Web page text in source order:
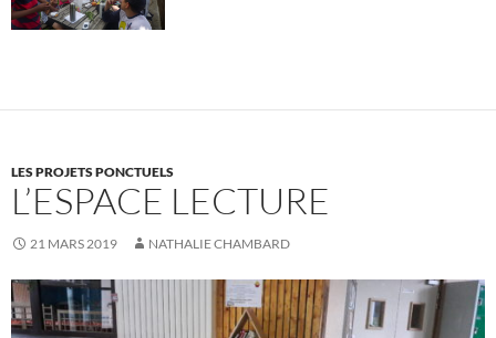
LES PROJETS PONCTUELS
L’ESPACE LECTURE
21 MARS 2019 NATHALIE CHAMBARD